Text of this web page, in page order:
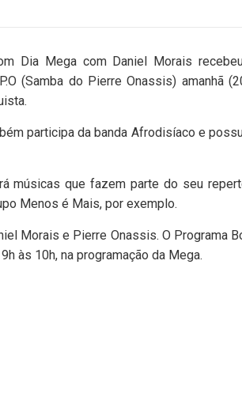
Dia Mega com Daniel Morais
(Samba do Pierre Onassis) amanhã
participa da banda Afrodisíaco e
músicas que fazem parte do seu
Menos é Mais, por exemplo.
Morais e Pierre Onassis. O Programa
às 10h, na programação da Mega.